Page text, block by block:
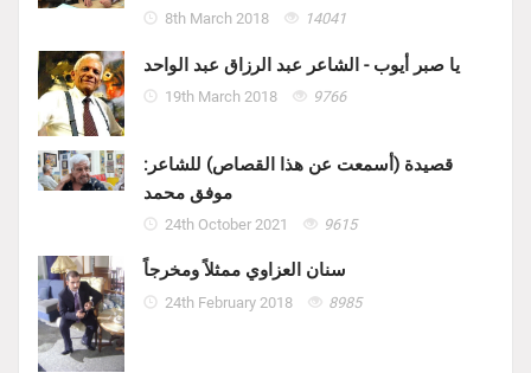
8th March 2018 14041
يا صبر أيوب - الشاعر عبد الرزاق عبد الواحد
19th March 2018 9766
قصيدة (أسمعت عن هذا القصاص) للشاعر:
موفق محمد
24th October 2021 9615
سنان العزاوي ممثلاً ومخرجاً
24th February 2018 8985